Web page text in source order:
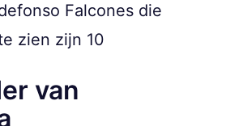
Falcones die
zien zijn 10
van